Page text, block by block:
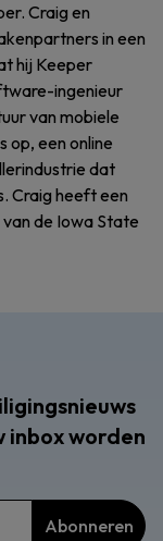
Craig en
in een
hij Keeper
ingenieur
van mobiele
op, een online
dat
Craig heeft een
de Iowa State
inbox worden